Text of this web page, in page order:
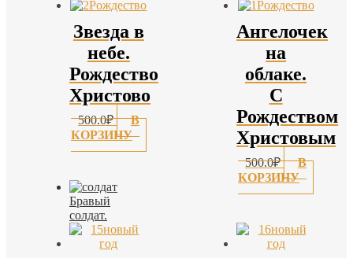
Звезда в
небе.
Рождество
Христово
500.0₽
В
КОРЗИНУ
Ангелочек
на
облаке.
С
Рождеством
Христовым
500.0₽
В
КОРЗИНУ
Бравый
солдат.